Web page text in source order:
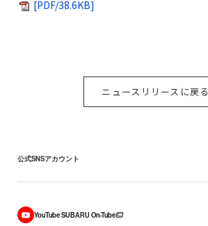
[PDF/38.6KB]
ニュースリリースに戻る
公式SNSアカウント
YouTube SUBARU On-Tube